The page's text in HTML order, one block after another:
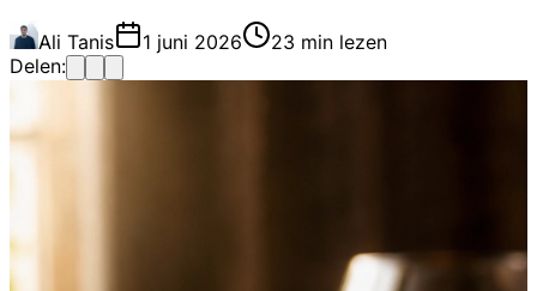
Ali Tanis 1 juni 2026
23 min lezen
Delen: